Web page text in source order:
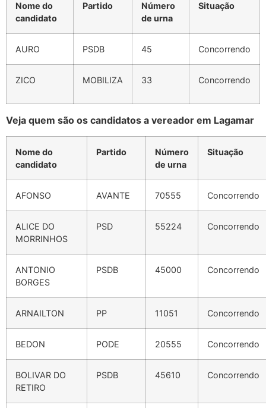
Nome do
candidato
Partido
Número
de urna
Situação
AURO PSDB 45 Concorrendo
ZICO MOBILIZA 33 Concorrendo
Veja quem são os candidatos a vereador em Lagamar
Nome do
candidato
Partido
Número
de urna
Situação
AFONSO AVANTE 70555 Concorrendo
ALICE DO
MORRINHOS
PSD 55224 Concorrendo
ANTONIO
BORGES
PSDB 45000 Concorrendo
ARNAILTON PP 11051 Concorrendo
BEDON PODE 20555 Concorrendo
BOLIVAR DO
RETIRO
PSDB 45610 Concorrendo